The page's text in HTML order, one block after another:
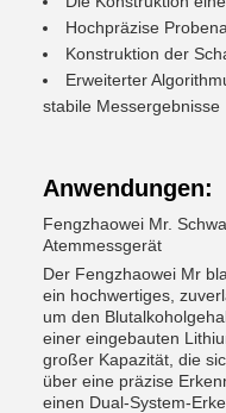
Hochpräzise
Konstruktion der
Erweiterter
stabile Messergebnisse
Anwendungen:
Fengzhaowei Mr.
Atemmessgerät
Der Fengzhaowei Mr
ein hochwertiges,
um den
einer eingebauten
großer Kapazität, die
über eine präzise
einen Dual-System-